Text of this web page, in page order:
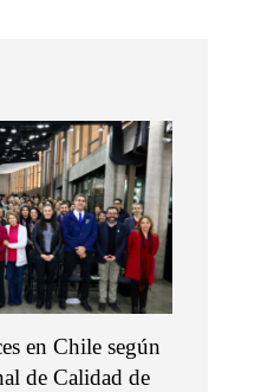
en Chile según
de Calidad de